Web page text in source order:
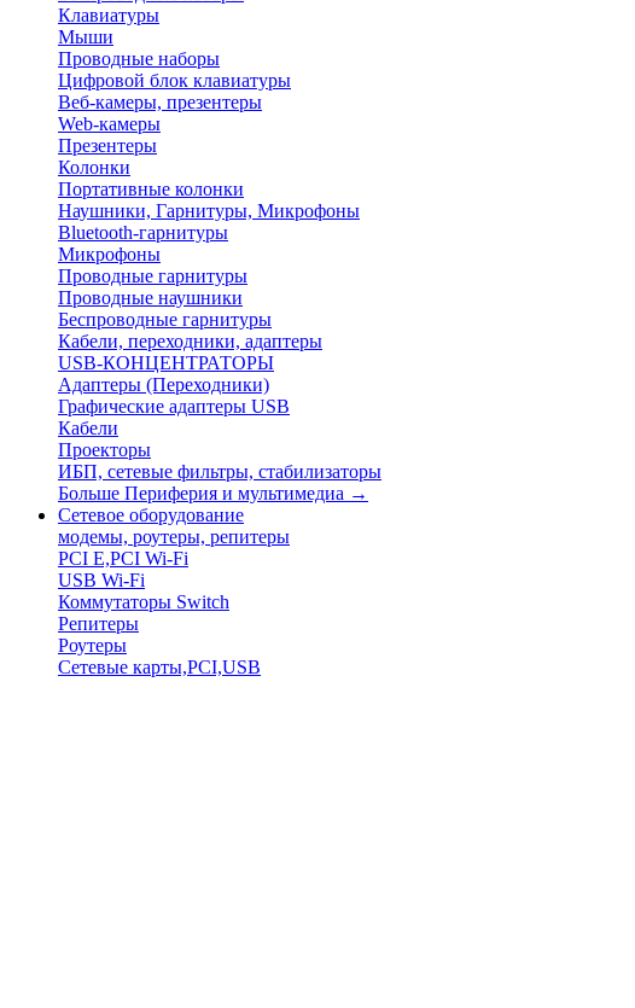
Клавиатуры
Мыши
Проводные наборы
Цифровой блок клавиатуры
Веб-камеры, презентеры
Web-камеры
Презентеры
Колонки
Портативные колонки
Наушники, Гарнитуры, Микрофоны
Bluetooth-гарнитуры
Микрофоны
Проводные гарнитуры
Проводные наушники
Беспроводные гарнитуры
Кабели, переходники, адаптеры
USB-КОНЦЕНТРАТОРЫ
Адаптеры (Переходники)
Графические адаптеры USB
Кабели
Проекторы
ИБП, сетевые фильтры, стабилизаторы
Больше Периферия и мультимедиа →
Сетевое оборудование
модемы, роутеры, репитеры
PCI E,PCI Wi-Fi
USB Wi-Fi
Коммутаторы Switch
Репитеры
Роутеры
Сетевые карты,PCI,USB